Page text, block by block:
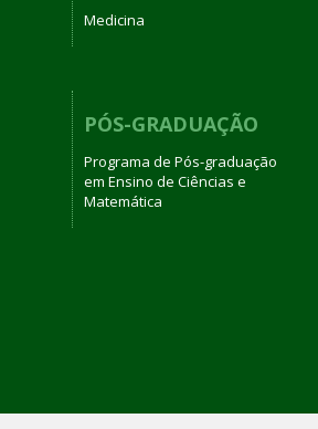
Medicina
PÓS-GRADUAÇÃO
Programa de Pós-graduação
em Ensino de Ciências e
Matemática